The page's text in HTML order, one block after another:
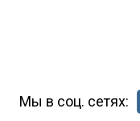
Мы в соц. сетях: